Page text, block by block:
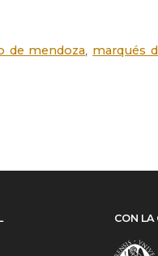
de mendoza, marqués
CON LA